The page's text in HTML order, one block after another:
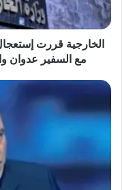
ة
ق
إ
ت
ا
الخارجية قررت
مع السفير عدوان
ي
ق
: